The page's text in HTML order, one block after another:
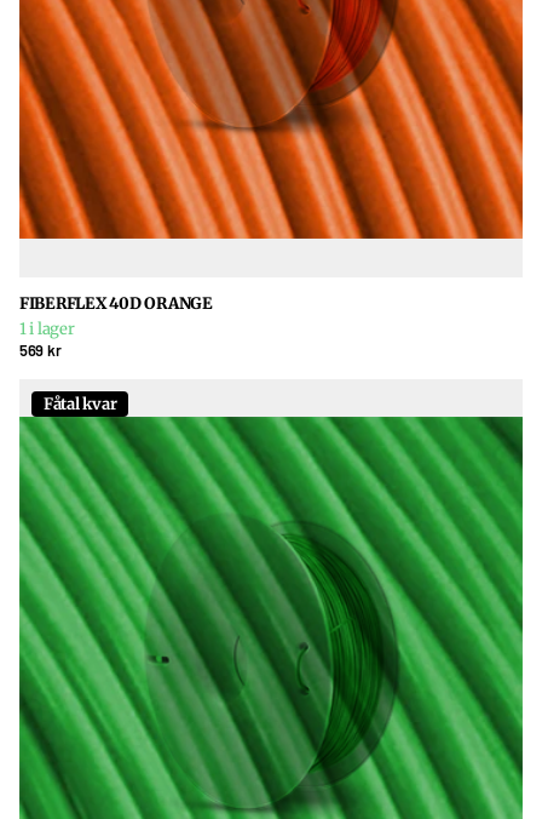
FIBERFLEX 40D ORANGE
1 i lager
569 kr
Fåtal kvar